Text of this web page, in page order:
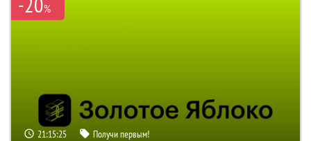
%
21:15:24 Получи первым!